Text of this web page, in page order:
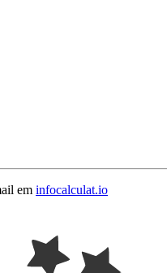
em infocalculat.io